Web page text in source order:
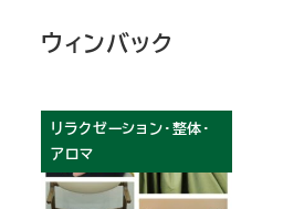
ウィンバック
リラクゼーション・整体・
アロマ